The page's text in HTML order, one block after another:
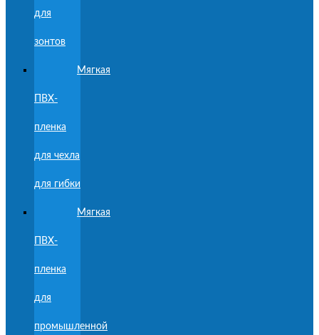
для
зонтов
Мягкая
ПВХ-
пленка
для чехла
для гибки
Мягкая
ПВХ-
пленка
для
промышленной